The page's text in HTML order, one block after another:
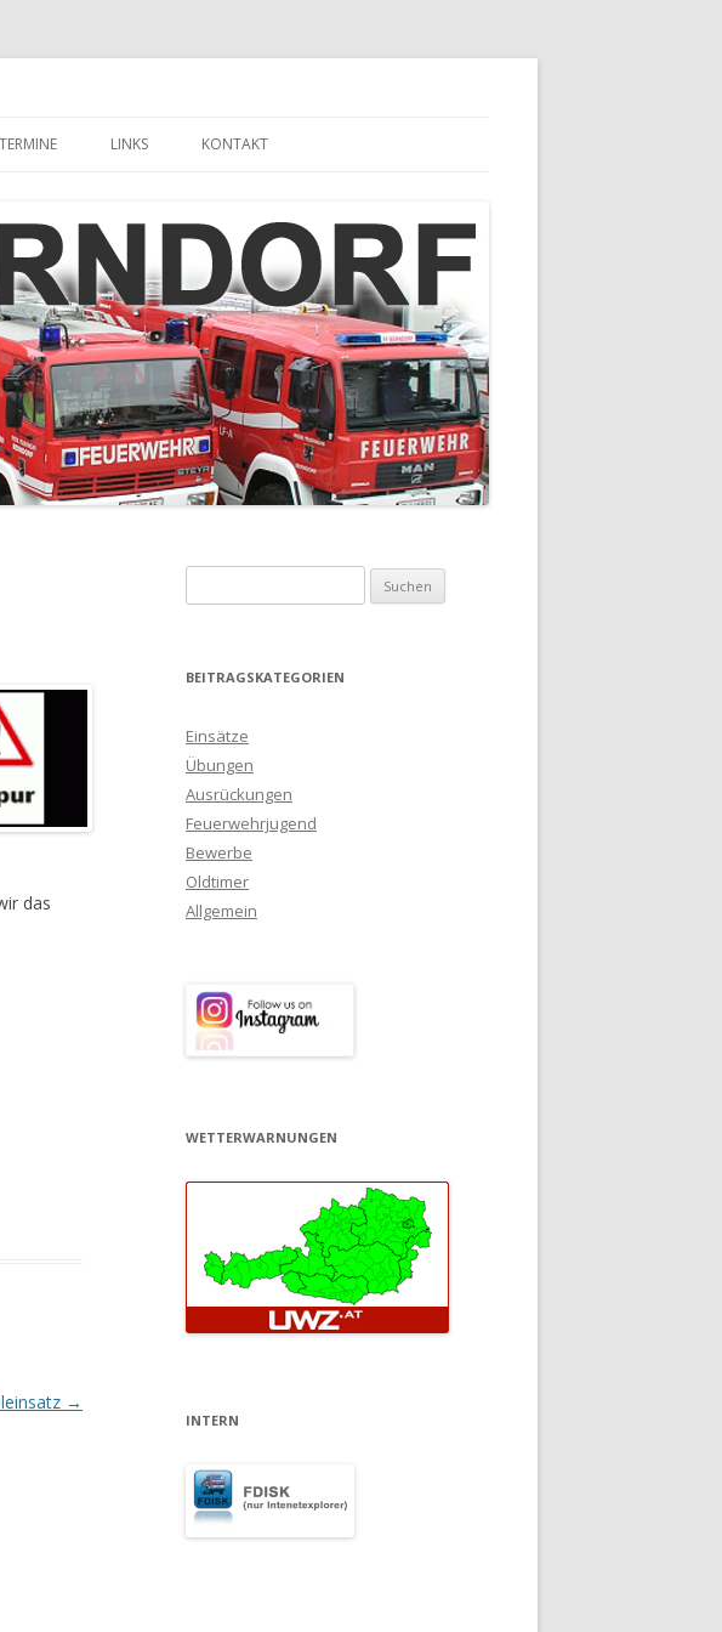
TERMINE LINKS KONTAKT
das
→
BEITRAGSKATEGORIEN
Einsätze
Übungen
Ausrückungen
Feuerwehrjugend
Bewerbe
Oldtimer
Allgemein
WETTERWARNUNGEN
INTERN